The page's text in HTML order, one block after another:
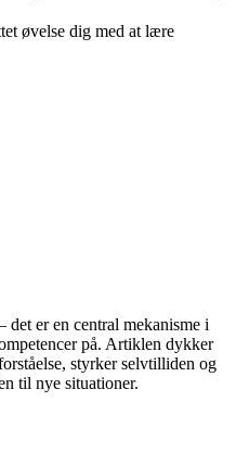
øvelse dig med at lære
det er en central mekanisme i
på. Artiklen dykker
styrker selvtilliden og
til nye situationer.